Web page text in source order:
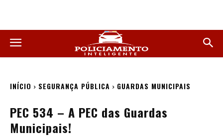
INÍCIO SEGURANÇA PÚBLICA GUARDAS MUNICIPAIS
PEC 534 – A PEC das Guardas
Municipais!